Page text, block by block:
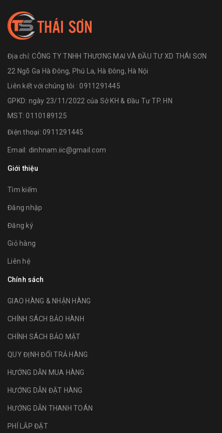
Địa chỉ:CÔNG TY TNHH THƯƠNG MẠI VÀ ĐẦU TƯ XD THÁI SƠN
22 Ngõ Ga Hà Đông, Phú La, Hà Đông, Hà Nội
Liên kết với chúng tôi : 0911291445
GPKD: ngày 23/11/2022 của Sở KH & Đầu Tư TP. HN
MST: 0110189125
Điện thoại: 0911291445
Email: dinhnam.iic@gmail.com
Giới thiệu
Tìm kiếm
Đăng nhập
Đăng ký
Giỏ hàng
Liên hệ
Chính sách
GIAO HÀNG & NHẬN HÀNG
CHÍNH SÁCH BẢO HÀNH
CHÍNH SÁCH BẢO MẬT
QUY ĐỊNH ĐỔI TRẢ HÀNG
HƯỚNG DẪN MUA HÀNG
HƯỚNG DẪN ĐẶT HÀNG
HƯỚNG DẪN THANH TOÁN
PHÍ LẮP ĐẶT